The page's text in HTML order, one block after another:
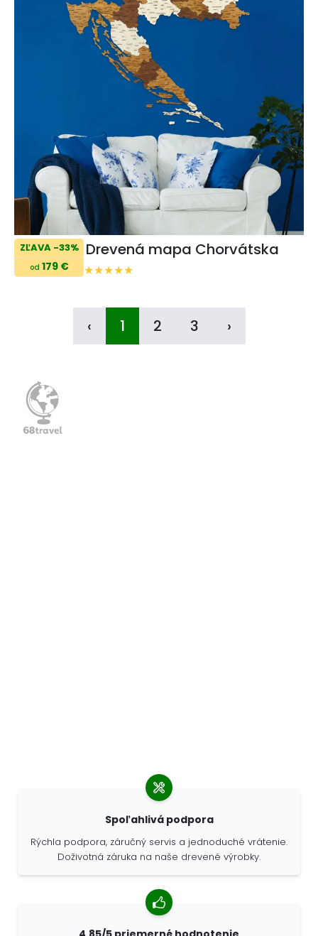
ZĽAVA -33%
od 179 €
Drevená mapa Chorvátska
‹ 1 2 3 ›
Spoľahlivá podpora
Rýchla podpora, záručný servis a jednoduché vrátenie.
Doživotná záruka na naše drevené výrobky.